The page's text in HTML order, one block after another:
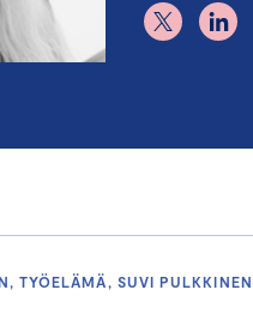
TYÖELÄMÄ, SUVI PULKKINEN